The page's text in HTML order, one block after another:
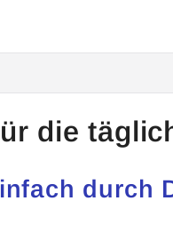
further.
die
durch